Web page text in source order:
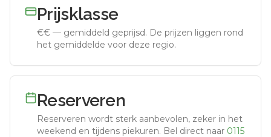
Prijsklasse
€€ — gemiddeld geprijsd. De prijzen liggen rond
het gemiddelde voor deze regio.
Reserveren
Reserveren wordt sterk aanbevolen, zeker in het
weekend en tijdens piekuren. Bel direct naar 0115